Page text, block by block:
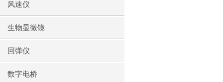
风速仪
生物显微镜
回弹仪
数字电桥